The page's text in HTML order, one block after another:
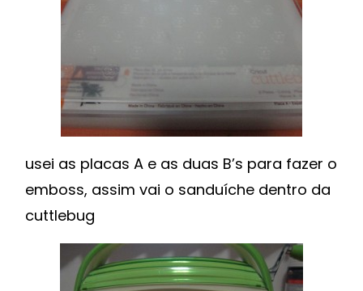
usei as placas A e as duas B’s para fazer o
emboss, assim vai o sanduíche dentro da
cuttlebug